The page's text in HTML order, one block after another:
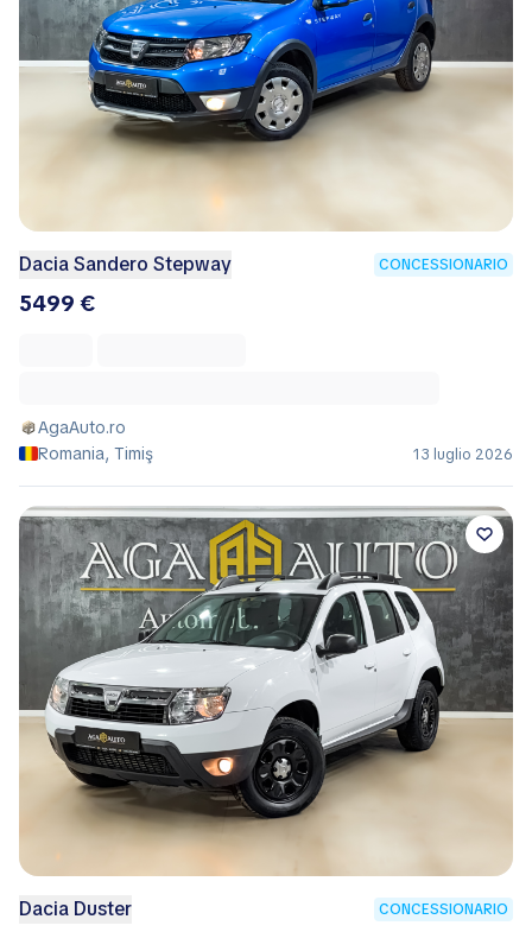
Dacia Sandero Stepway CONCESSIONARIO
5499 €
AgaAuto.ro
Romania, Timiş
13 luglio 2026
Dacia Duster CONCESSIONARIO